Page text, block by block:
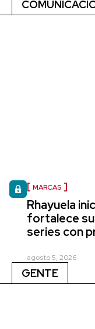
MARCAS
Rhayuela
fortalece su
series con
agosto 5, 2026
GENTE